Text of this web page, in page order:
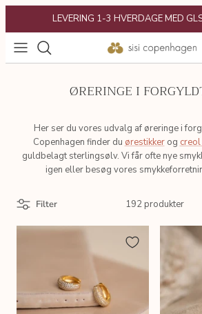
LEVERING 1-3 HVERDAGE MED
POPULÆRT
KATEGORIER
KOLLEKTIONER
INSPIRATION
Gaveguide
ØRERINGE I
Her ser du vores udvalg af øreringe i
Copenhagen finder du ørestikkerog
guldbelagt sterlingsølv. Vi får ofte nye
igen eller besøg vores
Filter 192 produkter